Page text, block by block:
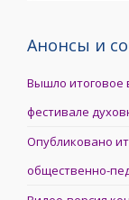
Анонсы и
Вышло итоговое
фестивале
Опубликовано
общественно-